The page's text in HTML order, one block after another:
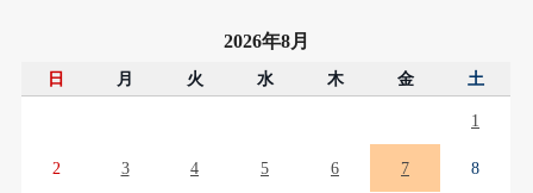
2026年8月
日 月 火 水 木 金 土
1
2 3 4 5 6 7 8